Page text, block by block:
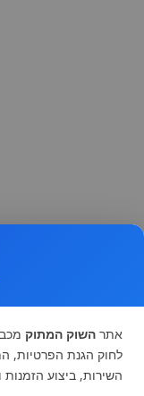
אתר השוק המתוק
השירות, ביצוע